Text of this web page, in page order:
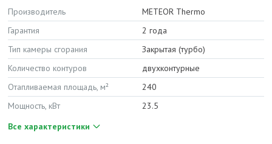
Производитель
METEOR Thermo
Гарантия
2 года
Тип камеры сгорания
Закрытая (турбо)
Количество контуров
двухконтурные
Отапливаемая площадь, м²
240
Мощность, кВт
23.5
Все характеристики